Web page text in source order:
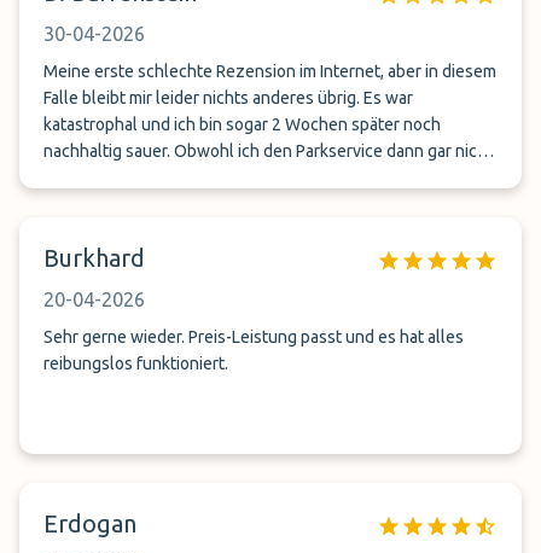
gericht. *NB: parkeerplaats ziet er onverzorgd uit en is open
voor iedereen, de auto staat niet veilig (geen camera’s, geen
gesloten hek, etc.).
30-04-2026
Meine erste schlechte Rezension im Internet, aber in diesem
Falle bleibt mir leider nichts anderes übrig. Es war
katastrophal und ich bin sogar 2 Wochen später noch
nachhaltig sauer. Obwohl ich den Parkservice dann gar nicht
P3 am Flughafen geparkt. So konnte ich gerade eben noch
Erfahrung. Schade
Burkhard
20-04-2026
Sehr gerne wieder. Preis-Leistung passt und es hat alles
reibungslos funktioniert.
Erdogan